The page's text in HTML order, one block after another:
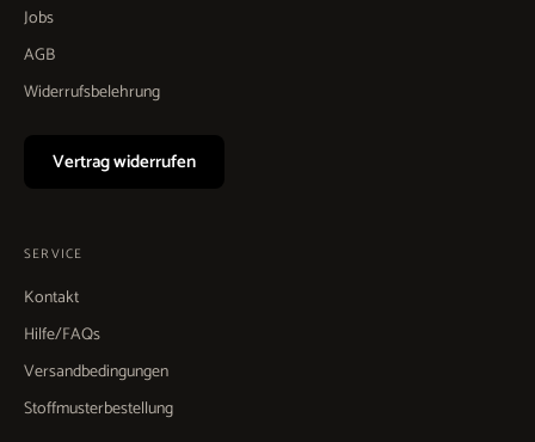
Jobs
AGB
Widerrufsbelehrung
Vertrag widerrufen
SERVICE
Kontakt
Hilfe/FAQs
Versandbedingungen
Stoffmusterbestellung